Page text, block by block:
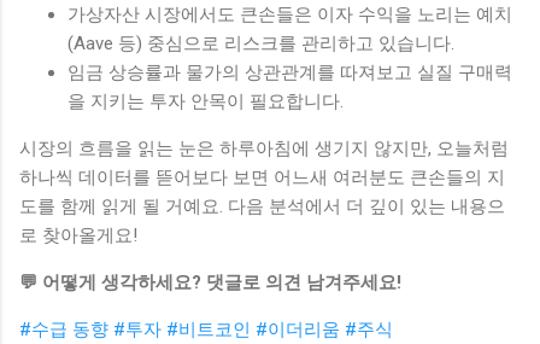
가상자산 시장에서도 큰손들은 이자 수익을 노리는 예치
(Aave 등) 중심으로 리스크를 관리하고 있습니다.
임금 상승률과 물가의 상관관계를 따져보고 실질 구매력
을 지키는 투자 안목이 필요합니다.
시장의 흐름을 읽는 눈은 하루아침에 생기지 않지만, 오늘처럼
하나씩 데이터를 뜯어보다 보면 어느새 여러분도 큰손들의 지
도를 함께 읽게 될 거예요. 다음 분석에서 더 깊이 있는 내용으
로 찾아올게요!
💬 어떻게 생각하세요? 댓글로 의견 남겨주세요!
#수급 동향 #투자 #비트코인 #이더리움 #주식